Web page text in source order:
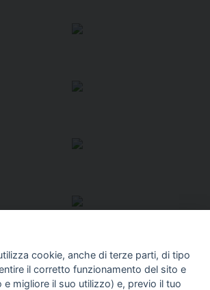
cookie, anche di terze parti, di tipo
il corretto funzionamento del sito e
e migliore il suo utilizzo) e, previo il tuo